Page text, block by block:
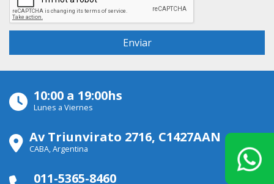
10:00 a 19:00hs
Lunes a Viernes
Av Triunvirato 2716, C1427AAN
CABA, Argentina
011-5365-8460